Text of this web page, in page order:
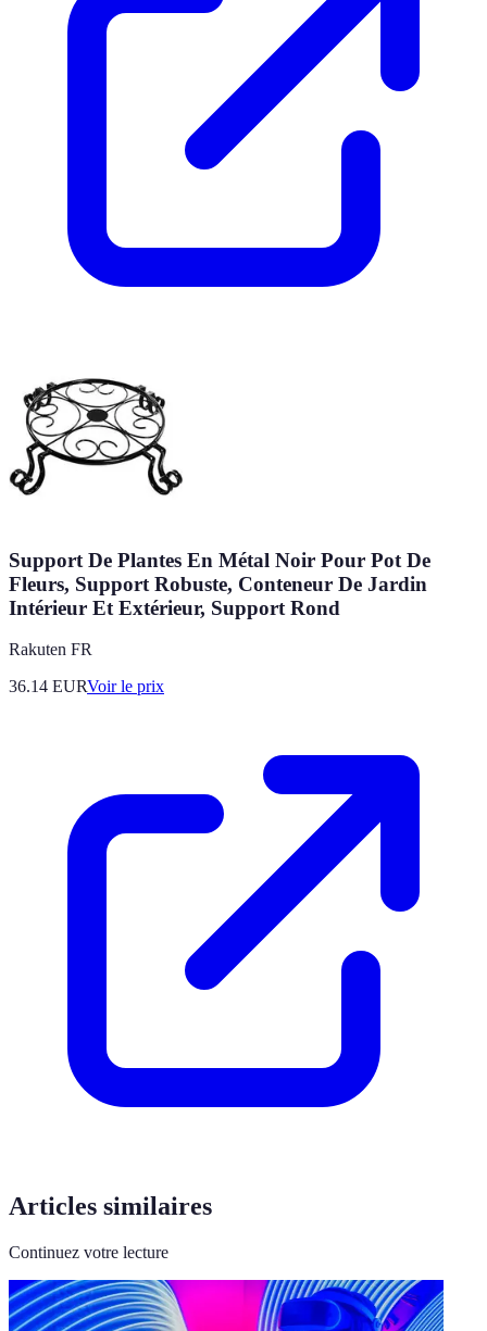
Support De Plantes En Métal Noir Pour Pot De
Fleurs, Support Robuste, Conteneur De Jardin
Intérieur Et Extérieur, Support Rond
Rakuten FR
36.14 EURVoir le prix
Articles similaires
Continuez votre lecture